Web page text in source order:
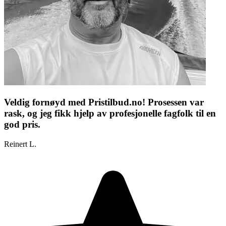
Veldig fornøyd med Pristilbud.no! Prosessen var
rask, og jeg fikk hjelp av profesjonelle fagfolk til en
god pris.
Reinert L.